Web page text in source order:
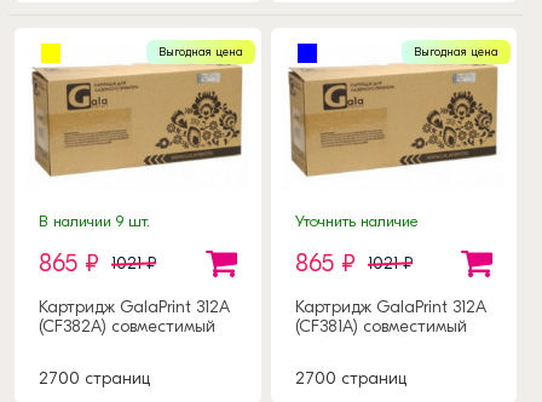
Выгодная цена
В наличии 9 шт.
865 ₽ 1021 ₽
Картридж GalaPrint 312A
(CF382A) совместимый
2700 страниц
Выгодная цена
Уточнить наличие
865 ₽ 1021 ₽
Картридж GalaPrint 312A
(CF381A) совместимый
2700 страниц